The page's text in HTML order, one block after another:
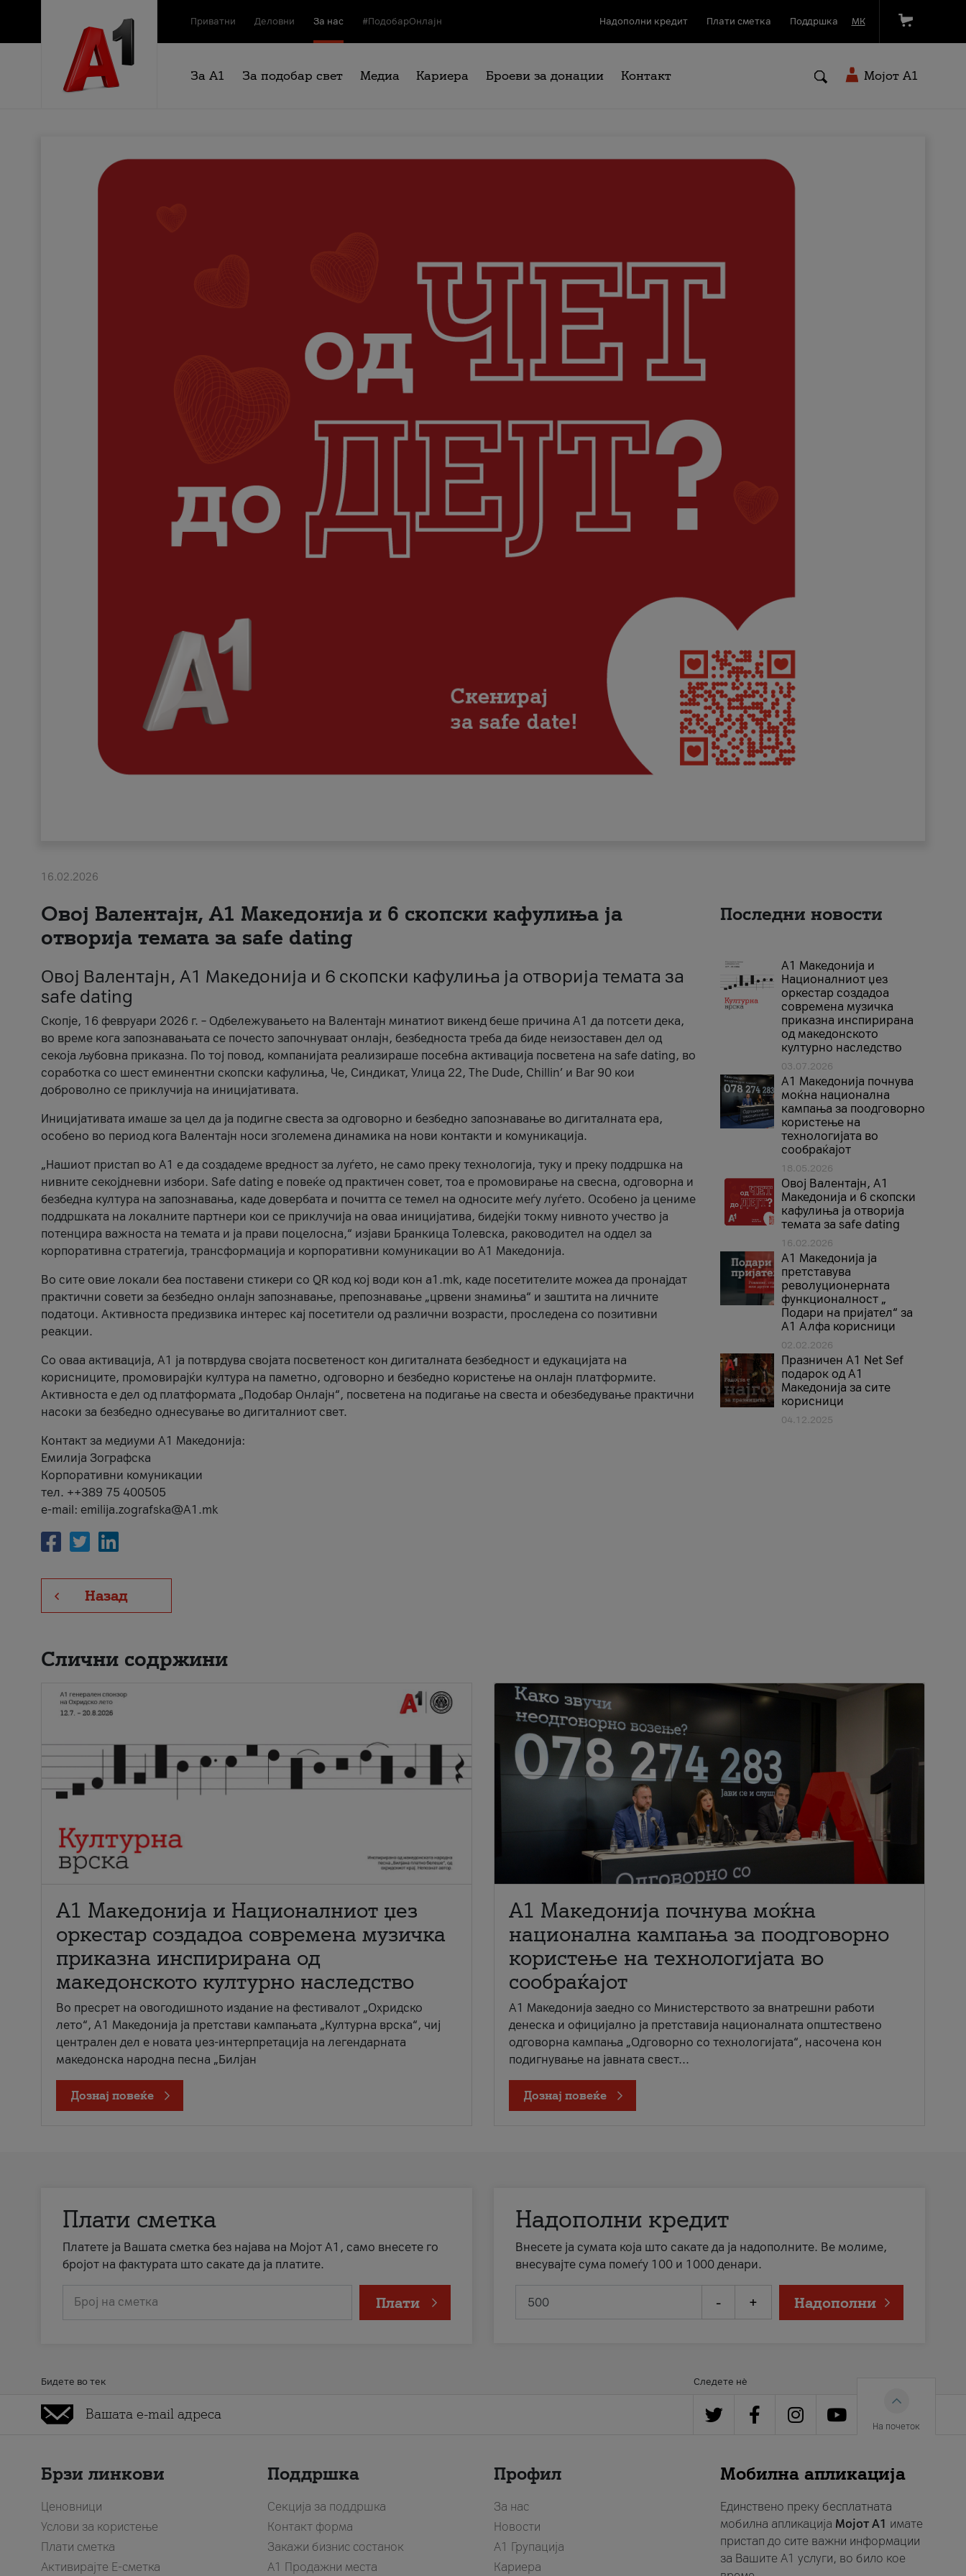
Приватни Деловни За нас #ПодобарОнлајн Надополни кредит Плати сметка Поддршка МК
За А1 За подобар свет Медиа Кариера Броеви за донации Контакт Мојот A1
16.02.2026
Овој Валентајн, A1 Македонија и 6 скопски кафулиња ја
отворија темата за safe dating
Овој Валентајн, A1 Македонија и 6 скопски кафулиња ја отворија темата за
safe dating
Скопје, 16 февруари 2026 г. – Одбележувањето на Валентајн минатиот викенд беше причина А1 да потсети дека,
во време кога запознавањата се почесто започнуваат онлајн, безбедноста треба да биде неизоставен дел од
секоја љубовна приказна. По тој повод, компанијата реализираше посебна активација посветена на safe dating, во
соработка со шест еминентни скопски кафулиња, Че, Синдикат, Улица 22, The Dude, Chillin’ и Bar 90 кои
доброволно се приклучија на иницијативата.
Иницијативата имаше за цел да ја подигне свеста за одговорно и безбедно запознавање во дигиталната ера,
особено во период кога Валентајн носи зголемена динамика на нови контакти и комуникација.
„Нашиот пристап во А1 е да создадеме вредност за луѓето, не само преку технологија, туку и преку поддршка на
нивните секојдневни избори. Safe dating е повеќе од практичен совет, тоа е промовирање на свесна, одговорна и
безбедна култура на запознавања, каде довербата и почитта се темел на односите меѓу луѓето. Особено ја цениме
поддршката на локалните партнери кои се приклучија на оваа иницијатива, бидејќи токму нивното учество ја
потенцира важноста на темата и ја прави поцелосна,“ изјави Бранкица Толевска, раководител на оддел за
корпоративна стратегија, трансформација и корпоративни комуникации во А1 Македонија.
Во сите овие локали беа поставени стикери со QR код кој води кон a1.mk, каде посетителите можеа да пронајдат
практични совети за безбедно онлајн запознавање, препознавање „црвени знамиња“ и заштита на личните
податоци. Активноста предизвика интерес кај посетители од различни возрасти, проследена со позитивни
реакции.
Со оваа активација, А1 ја потврдува својата посветеност кон дигиталната безбедност и едукацијата на
корисниците, промовирајќи култура на паметно, одговорно и безбедно користење на онлајн платформите.
Активноста е дел од платформата „Подобар Онлајн“, посветена на подигање на свеста и обезбедување практични
насоки за безбедно однесување во дигиталниот свет.
Контакт за медиуми А1 Македонија:
Емилија Зографска
Корпоративни комуникации
тел. ++389 75 400505
e-mail: emilija.zografska@A1.mk
Назад
Последни новости
А1 Македонија и
Националниот џез
оркестар создадоа
современа музичка
приказна инспирирана
од македонското
културно наследство
03.07.2026
A1 Македонија почнува
моќна национална
кампања за поодговорно
користење на
технологијата во
сообраќајот
18.05.2026
Овој Валентајн, A1
Македонија и 6 скопски
кафулиња ја отворија
темата за safe dating
16.02.2026
А1 Македонија ја
претставува
револуционерната
функционалност „
Подари на пријател“ за
А1 Алфа корисници
02.02.2026
Празничен A1 Net Sеf
подарок од А1
Македонија за сите
корисници
04.12.2025
Слични содржини
А1 Македонија и Националниот џез
оркестар создадоа современа музичка
приказна инспирирана од
македонското културно наследство
Во пресрет на овогодишното издание на фестивалот „Охридско
лето“, А1 Македонија ја претстави кампањата „Културна врска“, чиј
централен дел е новата џез-интерпретација на легендарната
македонска народна песна „Билјан
Дознај повеќе
A1 Македонија почнува моќна
национална кампања за поодговорно
користење на технологијата во
сообраќајот
A1 Македонија заедно со Министерството за внатрешни работи
денеска и официјално ја претставија националната општествено
одговорна кампања „Одговорно со технологијата“, насочена кон
подигнување на јавната свест...
Дознај повеќе
Плати сметка
Платете ја Вашата сметка без најава на Мојот А1, само внесете го
бројот на фактурата што сакате да ја платите.
Број на сметка Плати
Надополни кредит
Внесете ја сумата која што сакате да ја надополните. Ве молиме,
внесувајте сума помеѓу 100 и 1000 денари.
- + Надополни
Бидете во тек Следете нè
На почеток
Брзи линкови
Ценовници
Услови за користење
Плати сметка
Активирајте Е-сметка
Поддршка
Секција за поддршка
Контакт форма
Закажи бизнис состанок
A1 Продажни места
Профил
За нас
Новости
А1 Групација
Кариера
Мобилна апликација
Единствено преку бесплатната
мобилна апликација Мојот A1 имате
пристап до сите важни информации
за Вашите A1 услуги, во било кое